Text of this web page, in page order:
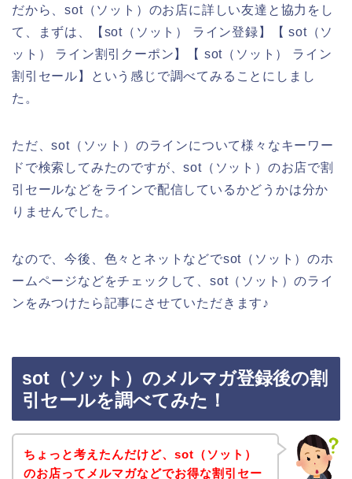
だから、sot（ソット）のお店に詳しい友達と協力をし
て、まずは、【sot（ソット） ライン登録】【 sot（ソ
ット） ライン割引クーポン】【 sot（ソット） ライン
割引セール】という感じで調べてみることにしまし
た。
ただ、sot（ソット）のラインについて様々なキーワー
ドで検索してみたのですが、sot（ソット）のお店で割
引セールなどをラインで配信しているかどうかは分か
りませんでした。
なので、今後、色々とネットなどでsot（ソット）のホ
ームページなどをチェックして、sot（ソット）のライ
ンをみつけたら記事にさせていただきます♪
sot（ソット）のメルマガ登録後の割
引セールを調べてみた！
ちょっと考えたんだけど、sot（ソット）
のお店ってメルマガなどでお得な割引セー